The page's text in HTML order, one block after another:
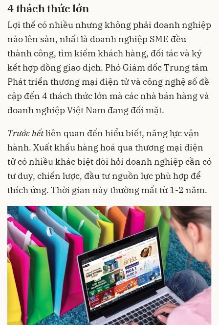
4 thách thức lớn
Lợi thế có nhiều nhưng không phải doanh nghiệp
nào lên sàn, nhất là doanh nghiệp SME đều
thành công, tìm kiếm khách hàng, đối tác và ký
kết hợp đồng giao dịch. Phó Giám đốc Trung tâm
Phát triển thương mại điện tử và công nghệ số đề
cập đến 4 thách thức lớn mà các nhà bán hàng và
doanh nghiệp Việt Nam đang đối mặt.
Trướchếtliên quan đến hiểu biết, năng lực vận
hành. Xuất khẩu hàng hoá qua thương mại điện
tử có nhiều khác biệt đòi hỏi doanh nghiệp cần có
tư duy, chiến lược, đầu tư nguồn lực phù hợp để
thích ứng. Thời gian này thường mất từ 1-2 năm.